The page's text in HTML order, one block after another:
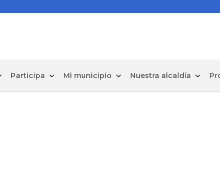
Participa Mi municipio Nuestra alcaldía